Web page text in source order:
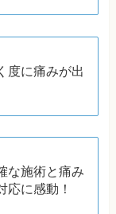
度に痛みが出
な施術と痛み
応に感動！